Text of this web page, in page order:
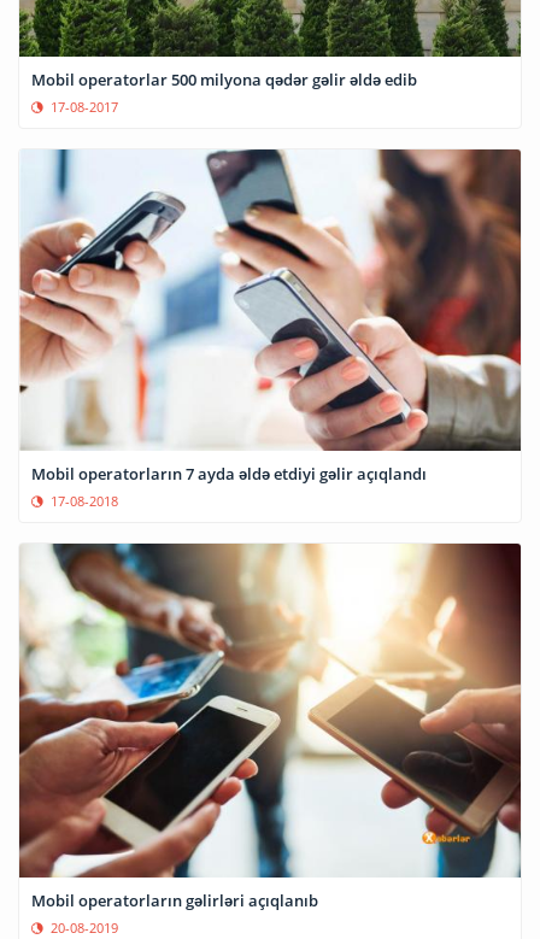
Mobil operatorlar 500 milyona qədər gəlir əldə edib
17-08-2017
Mobil operatorların 7 ayda əldə etdiyi gəlir açıqlandı
17-08-2018
Mobil operatorların gəlirləri açıqlanıb
20-08-2019